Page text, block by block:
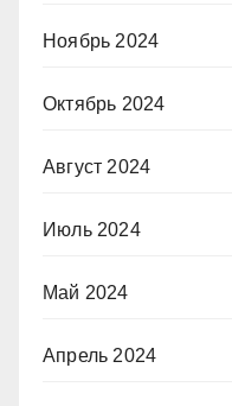
Ноябрь 2024
Октябрь 2024
Август 2024
Июль 2024
Май 2024
Апрель 2024